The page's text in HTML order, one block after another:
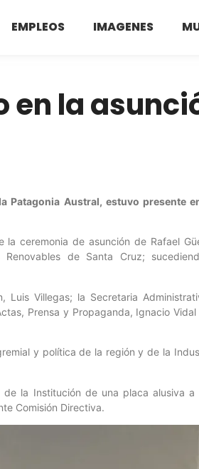
EMPLEOS IMAGENES
en la
Patagonia Austral, estuvo presente
ceremonia de asunción de Rafael
de Santa Cruz;
Villegas; la Secretaria
Prensa y Propaganda, Ignacio
y política de la región y de la
la Institución de una placa alusiva a
Comisión Directiva.